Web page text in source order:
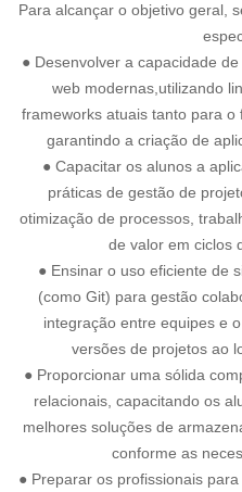
Para alcançar o objetivo geral,
● Desenvolver a capacidade
web modernas,utilizando
frameworks atuais tanto para o
garantindo a criação de
● Capacitar os alunos a
práticas de gestão de
otimização de processos,
de valor em ciclos
● Ensinar o uso eficiente de
(como Git) para gestão
integração entre equipes e
versões de projetos ao
● Proporcionar uma sólida
relacionais, capacitando os
melhores soluções de
conforme as
● Preparar os profissionais